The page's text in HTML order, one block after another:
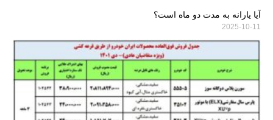
آیا یارانه به مدت دو ماه است؟
2025-10-11